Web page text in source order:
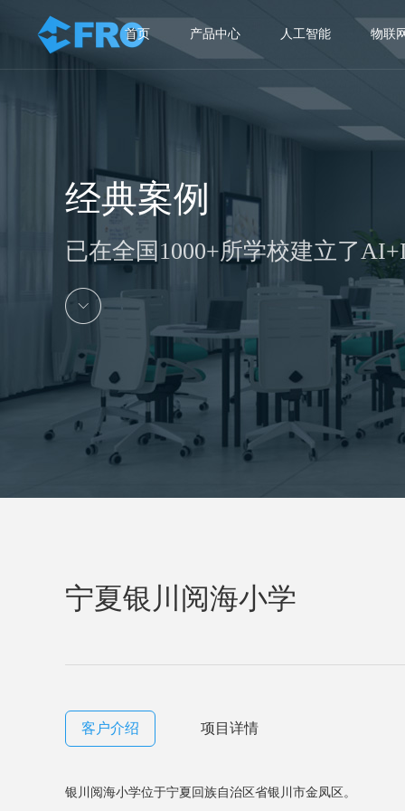
首页 产品中心 人工智能 物联
经典案例
已在全国1000+所学校建立了
宁夏银川阅海小学
客户介绍 项目详情
银川阅海小学位于宁夏回族自治区省银川市金凤区。